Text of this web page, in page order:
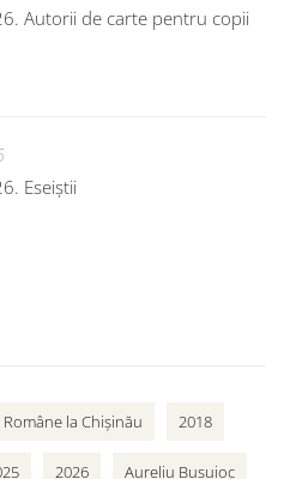
Autorii de carte pentru copii
Eseiștii
la Chișinău 2018
2026 Aureliu Busuioc